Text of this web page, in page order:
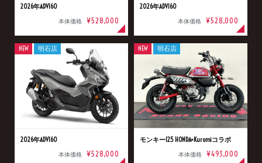
2026年ADV160
本体価格 ¥528,000
2026年ADV160
本体価格 ¥528,000
2026年ADV160
本体価格 ¥528,000
NEW 明石店
モンキー125 HONDA×Kuromiコラボ
本体価格 ¥493,000
NEW 明石店